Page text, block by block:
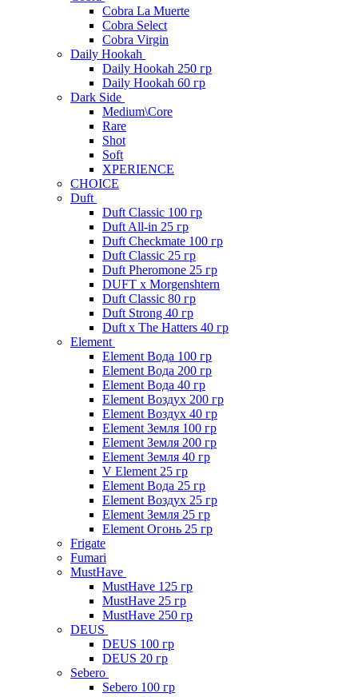
Cobra La Muerte
Cobra Select
Cobra Virgin
Daily Hookah
Daily Hookah 250 гр
Daily Hookah 60 гр
Dark Side
Medium\Core
Rare
Shot
Soft
XPERIENCE
CHOICE
Duft
Duft Classic 100 гр
Duft All-in 25 гр
Duft Checkmate 100 гр
Duft Classic 25 гр
Duft Pheromone 25 гр
DUFT x Morgenshtern
Duft Classic 80 гр
Duft Strong 40 гр
Duft x The Hatters 40 гр
Element
Element Вода 100 гр
Element Вода 200 гр
Element Вода 40 гр
Element Воздух 200 гр
Element Воздух 40 гр
Element Земля 100 гр
Element Земля 200 гр
Element Земля 40 гр
V Element 25 гр
Element Вода 25 гр
Element Воздух 25 гр
Element Земля 25 гр
Element Огонь 25 гр
Frigate
Fumari
MustHave
MustHave 125 гр
MustHave 25 гр
MustHave 250 гр
DEUS
DEUS 100 гр
DEUS 20 гр
Sebero
Sebero 100 гр